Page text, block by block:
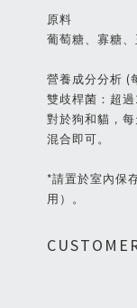
原料
葡萄糖、寡糖
營養成分分析 (
雙歧桿菌：超
對於狗和貓，
混合即可。
*請置於室內保
用）。